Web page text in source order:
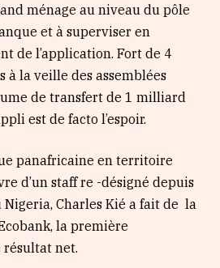
ménage au niveau du pôle
et à superviser en
de l’application. Fort de 4
à la veille des assemblées
de transfert de 1 milliard
est de facto l’espoir.
panafricaine en territoire
d’un staff re -désigné depuis
Nigeria, Charles Kié a fait de la
la première
net.